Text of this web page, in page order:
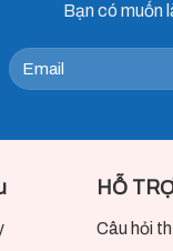
Bạn có muốn
HỖ
Câu hỏi